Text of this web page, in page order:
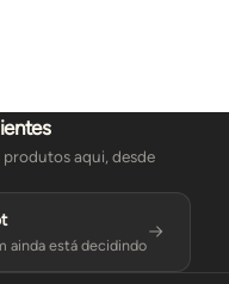
produtos aqui, desde
ainda está decidindo